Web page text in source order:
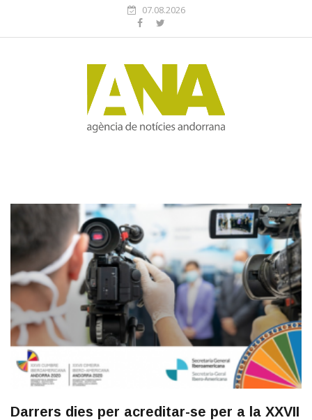
07.08.2026
Darrers dies per acreditar-se per a la XXVII